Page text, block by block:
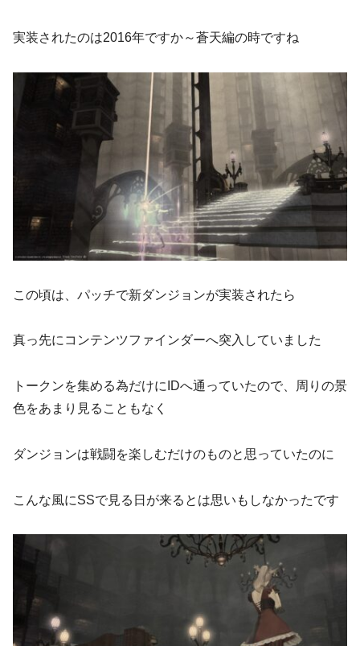
実装されたのは2016年ですか～蒼天編の時ですね
この頃は、パッチで新ダンジョンが実装されたら
真っ先にコンテンツファインダーへ突入していました
トークンを集める為だけにIDへ通っていたので、周りの景
色をあまり見ることもなく
ダンジョンは戦闘を楽しむだけのものと思っていたのに
こんな風にSSで見る日が来るとは思いもしなかったです